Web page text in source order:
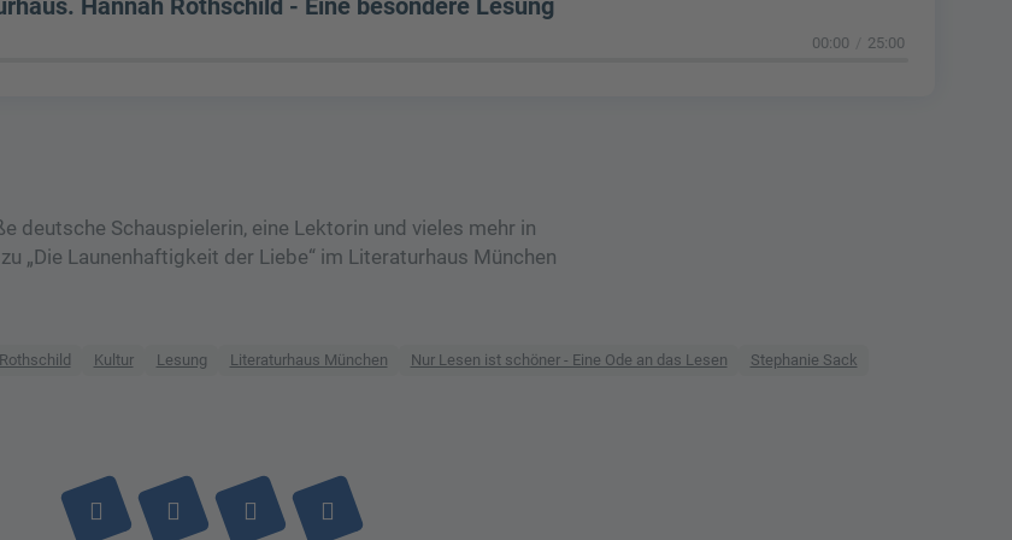
Hannah Rothschild - Eine besondere Lesung
00:00 25:00
deutsche Schauspielerin, eine Lektorin und vieles mehr in
„Die Launenhaftigkeit der Liebe“ im Literaturhaus München
Kultur Lesung Literaturhaus München Nur Lesen ist schöner - Eine Ode an das Lesen
Stephanie Sack